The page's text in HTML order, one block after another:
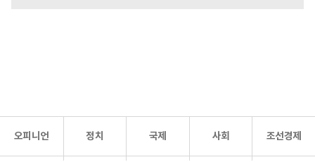
오피니언 정치 국제 사회 조선경제